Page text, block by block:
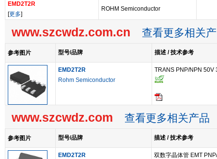
EMD2T2R
[更多]
ROHM Semiconductor
www.szcwdz.com.cn 查看更多相关
参考图片 型号/品牌 描述 / 技术参考
EMD2T2R
Rohm Semiconductor
TRANS PNP/NPN 50V
www.szcwdz.com 查看更多相关产品
参考图片 型号/品牌 描述 / 技术参考
EMD2T2R
双数字晶体管 EMT